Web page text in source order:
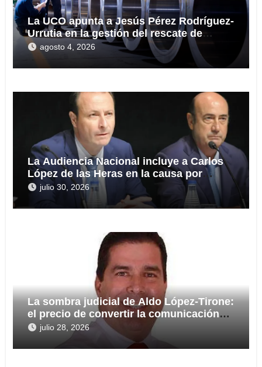
La UCO apunta a Jesús Pérez Rodríguez-
Urrutia en la gestión del rescate de
Tubos Reunidos
agosto 4, 2026
La Audiencia Nacional incluye a Carlos
López de las Heras en la causa por
presuntas irregularidades en el rescate
de 112,8 millones a Tubos Reunidos
julio 30, 2026
La sombra judicial de Aldo López-Tirone:
el precio de convertir la comunicación
en arma
julio 28, 2026